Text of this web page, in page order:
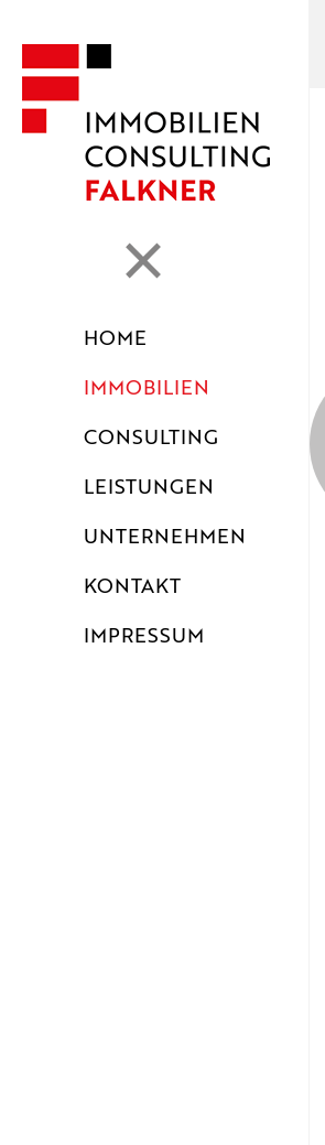
HOME
IMMOBILIEN
CONSULTING
LEISTUNGEN
UNTERNEHMEN
KONTAKT
IMPRESSUM